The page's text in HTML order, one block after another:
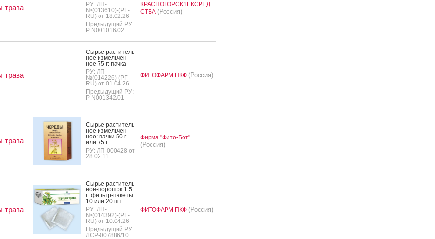
трава
РУ: ЛП-
№(013610)-(РГ-
RU) от 18.02.26
Предыдущий РУ:
Р N001016/02
КРАСНОГОРСКЛЕКСРЕД
СТВА (Россия)
трава
Сырье рас­ти­тель­
ное из­мель­чен­
ное 75 г: пач­ка
РУ: ЛП-
№(014226)-(РГ-
RU) от 01.04.26
Предыдущий РУ:
Р N001342/01
ФИТОФАРМ ПКФ (Россия)
трава
Сырье рас­ти­тель­
ное из­мель­чен­
ное: пач­ки 50 г
или 75 г
РУ: ЛП-000428 от
28.02.11
Фирма "Фито-Бот"
(Россия)
трава
Сырье рас­ти­тель­
ное-по­рошок 1.5
г: филь­тр-па­кеты
10 или 20 шт.
РУ: ЛП-
№(014392)-(РГ-
RU) от 10.04.26
Предыдущий РУ:
ЛСР-007886/10
ФИТОФАРМ ПКФ (Россия)